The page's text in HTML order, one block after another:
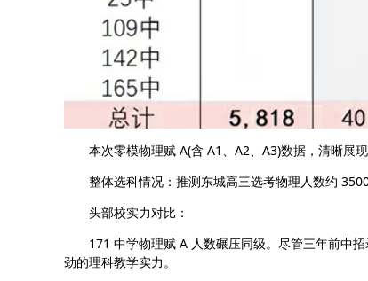
本次零模物理赋 A(含 A1、A2、A3)数据，清晰展现
整体选科情况：推测东城高三选考物理人数约
头部校实力对比：
171 中学物理赋 A 人数碾压同级。尽管三年前中招
劲的理科教学实力。